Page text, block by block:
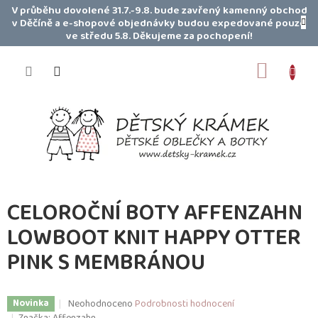
PřejítV průběhu dovolené 31.7.-9.8. bude zavřený kamenný obchod
v Děčíně a e-shopové objednávky budou expedované pouze
ve středu 5.8. Děkujeme za pochopení!
CELOROČNÍ BOTY AFFENZAHN
LOWBOOT KNIT HAPPY OTTER
PINK S MEMBRÁNOU
Novinka
Průměrné
NeohodnocenoPodrobnosti hodnocení